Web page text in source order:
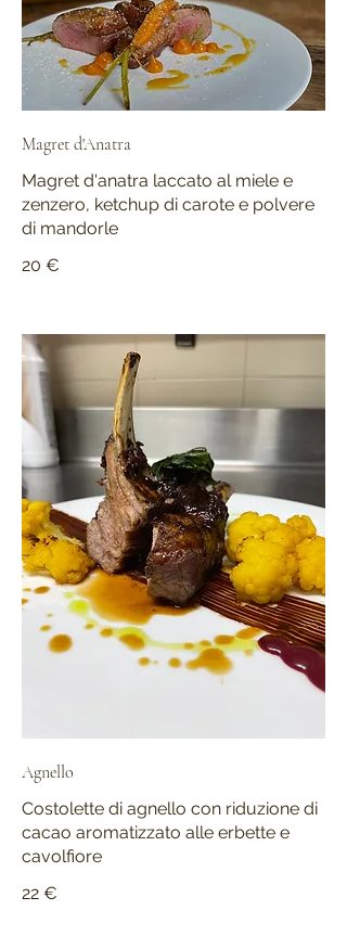
Magret d'Anatra
Magret d'anatra laccato al miele e
zenzero, ketchup di carote e polvere
di mandorle
20 €
Agnello
Costolette di agnello con riduzione di
cacao aromatizzato alle erbette e
cavolfiore
22 €